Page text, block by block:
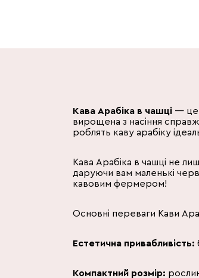
Кава Арабіка в чашці — це
вирощена з насіння
роблять каву арабіку
Кава Арабіка в чашці не
даруючи вам маленькі
кавовим фермером!
Основні переваги Кави
Естетична привабливість:
Компактний розмір: